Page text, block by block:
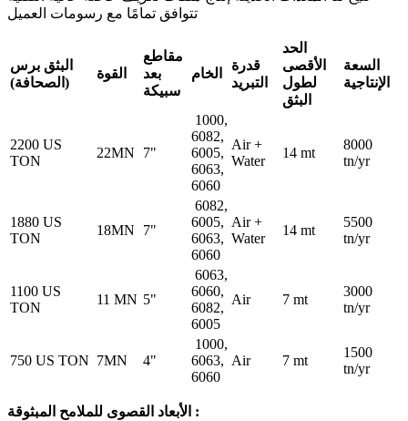
تتوافق تمامًا مع رسومات العميل
البثق برس
(الصحافة)
القوة
مقاطع
بعد
سبيكة
الخام
قدرة
التبريد
الحد
الأقصى
لطول
البثق
السعة
الإنتاجية
2200 US
TON
22MN 7"
1000,
6082,
6005,
6063,
6060
Air +
Water
14 mt
8000
tn/yr
1880 US
TON
18MN 7"
6082,
6005,
6063,
6060
Air +
Water
14 mt
5500
tn/yr
1100 US
TON
11 MN 5"
6063,
6060,
6082,
6005
Air 7 mt
3000
tn/yr
750 US TON 7MN 4"
1000,
6063,
6060
Air 7 mt
1500
tn/yr
الأبعاد القصوى للملامح المبثوقة :